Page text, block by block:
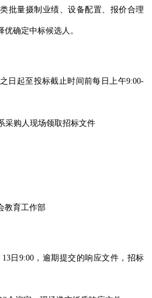
批量摄制业绩、设备配置、报价合理
确定中标候选人。
日起至投标截止时间前每日上午9:00-
采购人现场领取招标文件
教育工作部
日9:00，逾期提交的响应文件，招标